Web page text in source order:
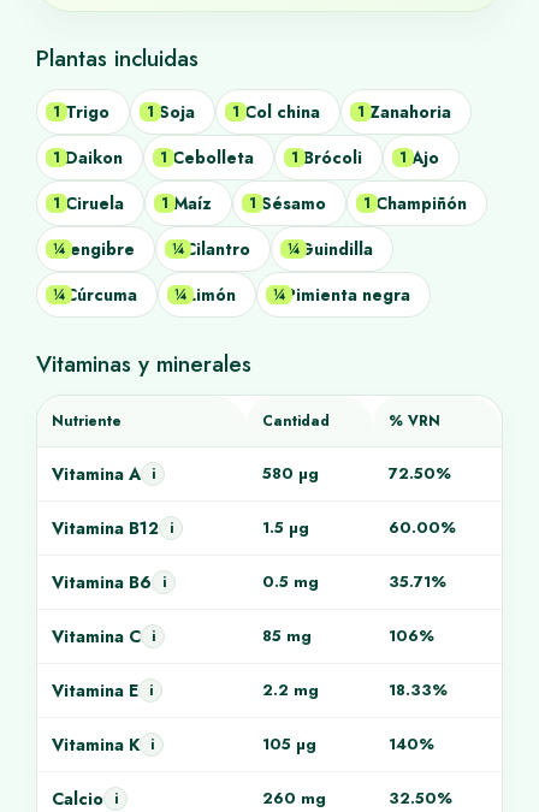
Plantas incluidas
1 Trigo 1 Soja 1 Col china 1 Zanahoria
1 Daikon 1 Cebolleta 1 Brócoli 1 Ajo
1 Ciruela 1 Maíz 1 Sésamo 1 Champiñón
¼Jengibre ¼Cilantro ¼Guindilla
¼Cúrcuma ¼Limón ¼Pimienta negra
Vitaminas y minerales
Nutriente Cantidad % VRN
Vitamina A i 580 µg 72.50%
Vitamina B12 i 1.5 µg 60.00%
Vitamina B6 i 0.5 mg 35.71%
Vitamina C i 85 mg 106%
Vitamina E i 2.2 mg 18.33%
Vitamina K i 105 µg 140%
Calcio i 260 mg 32.50%